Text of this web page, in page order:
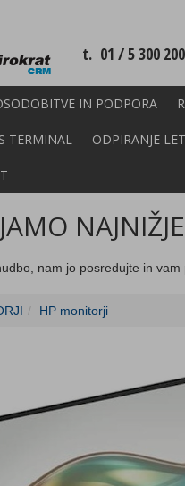
t. 01 / 5 300
IN PODPORA
TERMINAL ODPIRANJE
nam jo posredujte in vam
HP monitorji